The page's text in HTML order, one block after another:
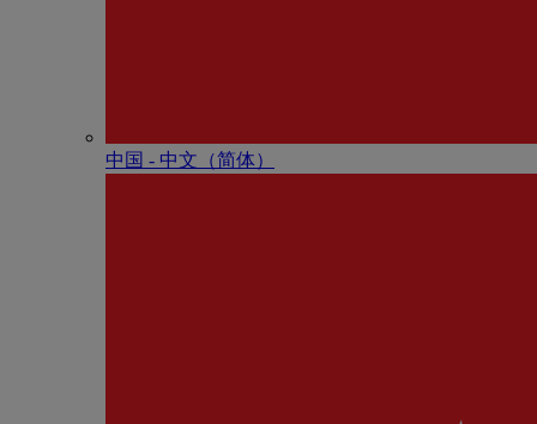
中国 - 中⽂（简体）